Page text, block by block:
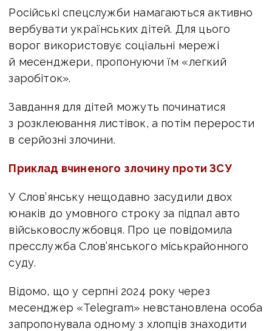
Російські спецслужби намагаються активно
вербувати українських дітей. Для цього
ворог використовує соціальні мережі
й месенджери, пропонуючи їм «легкий
заробіток».
Завдання для дітей можуть починатися
з розклеювання листівок, а потім перерости
в серйозні злочини.
Приклад вчиненого злочину проти ЗСУ
У Слов’янську нещодавно засудили двох
юнаків до умовного строку за підпал авто
військовослужбовця. Про це повідомила
пресслужба Слов’янського міськрайонного
суду.
Відомо, що у серпні 2024 року через
месенджер «Telegram» невстановлена особа
запропонувала одному з хлопців знаходити